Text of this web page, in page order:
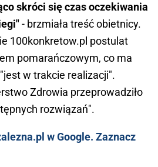
skróci się czas oczekiwania
- brzmiała treść obietnicy.
100konkretow.pl postulat
pomarańczowym, co ma
w trakcie realizacji".
Zdrowia przeprowadziło
rozwiązań".
w Google. Zaznacz